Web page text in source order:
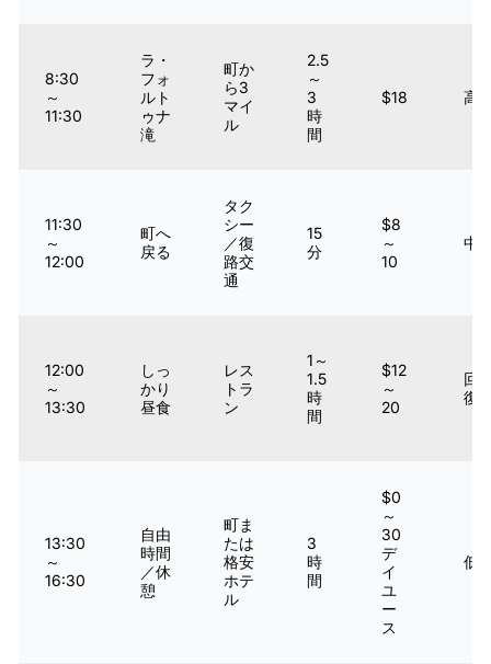
8:30
～
11:30
ラ・
フォ
ルト
ゥナ
滝
町か
ら3
マイ
ル
2.5
～
3
時
間
$18 高
11:30
～
12:00
町へ
戻る
タク
シー
／復
路交
通
15
分
$8
～
10
中
12:00
～
13:30
しっ
かり
昼食
レス
トラ
ン
1～
1.5
時
間
$12
～
20
回
復
13:30
～
16:30
自由
時間
／休
憩
町ま
たは
格安
ホテ
ル
3
時
間
$0
～
30
デ
イ
ユ
ー
ス
低